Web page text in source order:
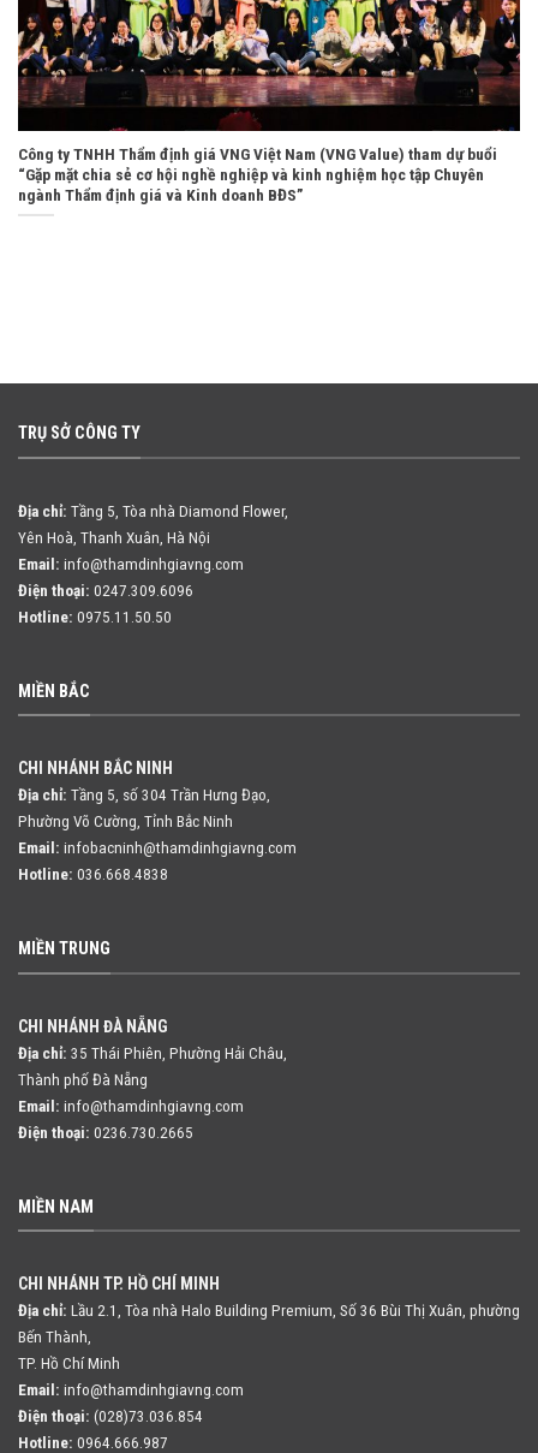
Công ty TNHH Thẩm định giá VNG Việt Nam (VNG Value) tham dự buổi
“Gặp mặt chia sẻ cơ hội nghề nghiệp và kinh nghiệm học tập Chuyên
ngành Thẩm định giá và Kinh doanh BĐS”
TRỤ SỞ CÔNG TY
Địa chỉ: Tầng 5, Tòa nhà Diamond Flower,
Yên Hoà, Thanh Xuân, Hà Nội
Email: info@thamdinhgiavng.com
Điện thoại: 0247.309.6096
Hotline: 0975.11.50.50
MIỀN BẮC
CHI NHÁNH BẮC NINH
Địa chỉ: Tầng 5, số 304 Trần Hưng Đạo,
Phường Võ Cường, Tỉnh Bắc Ninh
Email: infobacninh@thamdinhgiavng.com
Hotline: 036.668.4838
MIỀN TRUNG
CHI NHÁNH ĐÀ NẴNG
Địa chỉ: 35 Thái Phiên, Phường Hải Châu,
Thành phố Đà Nẵng
Email: info@thamdinhgiavng.com
Điện thoại: 0236.730.2665
MIỀN NAM
CHI NHÁNH TP. HỒ CHÍ MINH
Địa chỉ: Lầu 2.1, Tòa nhà Halo Building Premium, Số 36 Bùi Thị Xuân, phường
Bến Thành,
TP. Hồ Chí Minh
Email: info@thamdinhgiavng.com
Điện thoại: (028)73.036.854
Hotline: 0964.666.987